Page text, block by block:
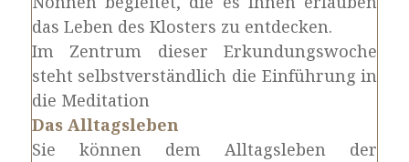
das Leben des Klosters zu entdecken.
Im Zentrum dieser Erkundungswoche
steht selbstverständlich die Einführung in
die Meditation
Das Alltagsleben
Sie können dem Alltagsleben der